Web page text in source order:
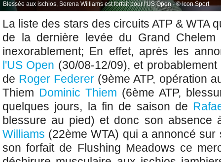
Blessée aux ischios, Serena Williams est forfait pour l'US Open - © Icon Sport
La liste des stars des circuits ATP & WTA
de la dernière levée du Grand Chelem
inexorablement; En effet, après les
l'US Open (30/08-12/09), et
de Roger Federer (9ème ATP, opération
Thiem Dominic Thiem (6ème ATP,
quelques jours, la fin de saison de
blessure au pied) et donc son absence
Williams (22ème WTA) qui a annoncé
son forfait de Flushing Meadows ce